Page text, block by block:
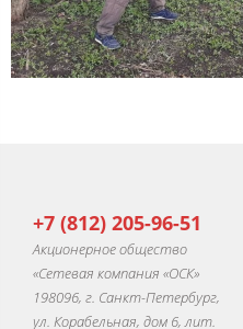
+7 (812) 205-96-51
Акционерное общество
«Сетевая компания «ОСК»
198096, г. Санкт-Петербург,
ул. Корабельная, дом 6, лит.